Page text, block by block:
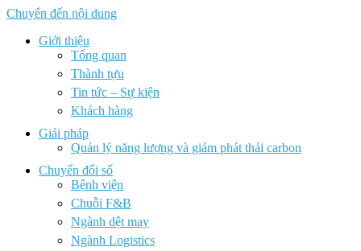
Chuyển đến nội dung
Giới thiệu
Tổng quan
Thành tựu
Tin tức – Sự kiện
Khách hàng
Giải pháp
Quản lý năng lượng và giảm phát thải carbon
Chuyển đổi số
Bệnh viện
Chuỗi F&B
Ngành dệt may
Ngành Logistics